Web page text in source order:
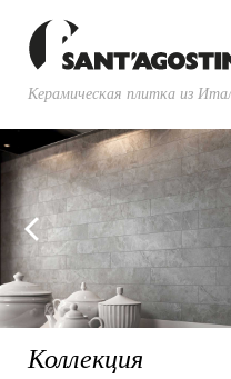
Керамическая плитка из
Коллекция